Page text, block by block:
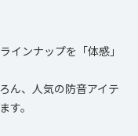
インナップを「体感」
ん、人気の防音アイテ
す。